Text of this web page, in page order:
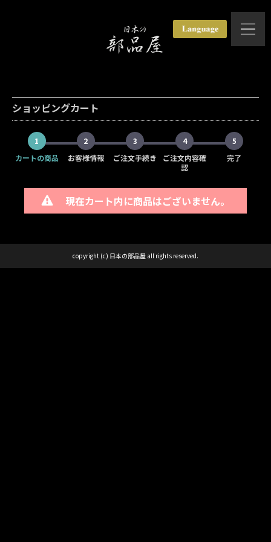
ショッピングカート
1
カートの商品
2
お客様情報
3
ご注文手続き
4
ご注文内容確
認
5
完了
現在カート内に商品はございません。
copyright (c) 日本の部品屋 all rights reserved.